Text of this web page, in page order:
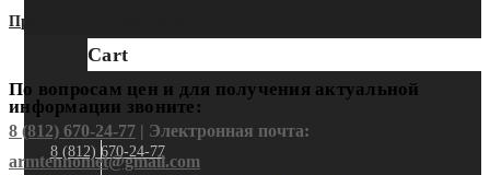
8 (812) 670-24-77
Cart
Предыдущий
По вопросам цен и для получения актуальной
информации звоните:
8 (812) 670-24-77 | Электронная почта:
armtehnomet@gmail.com